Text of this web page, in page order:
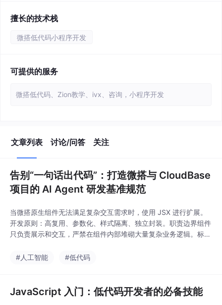
擅长的技术栈
微搭低代码小程序开发
可提供的服务
微搭低代码、Zion教学、ivx、咨询，小程序开发
文章列表 讨论/问答 关注
告别“一句话出代码”：打造微搭与 CloudBase
项目的 AI Agent 研发基准规范
当微搭原生组件无法满足复杂交互需求时，使用 JSX 进行扩展。
开发原则：高复用、参数化、样式隔离、独立封装。职责边界组件
只负责展示和交互，严禁在组件内部堆砌大量复杂业务逻辑。标准
业务逻辑严格划分为前端方法与后端云函数分类适用场景示例前端
#人工智能 #低代码
JavaScript 入门：低代码开发者的必备技能